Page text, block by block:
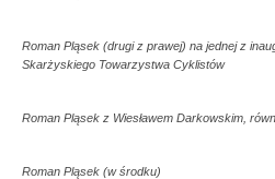
Roman Pląsek (drugi z prawej) na jednej z
Skarżyskiego Towarzystwa Cyklistów
Roman Pląsek z Wiesławem Darkowskim,
Roman Pląsek (w środku)